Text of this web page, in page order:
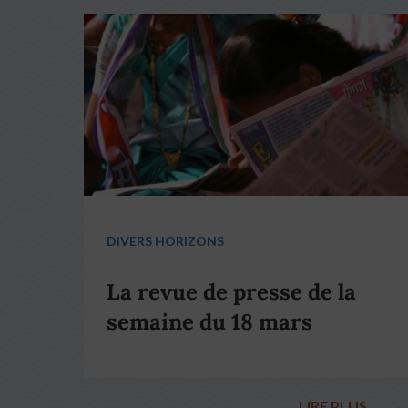
DIVERS HORIZONS
La revue de presse de la
semaine du 18 mars